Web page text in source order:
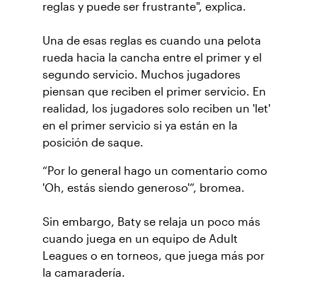
reglas y puede ser frustrante", explica.
Una de esas reglas es cuando una pelota
rueda hacia la cancha entre el primer y el
segundo servicio. Muchos jugadores
piensan que reciben el primer servicio. En
realidad, los jugadores solo reciben un 'let'
en el primer servicio si ya están en la
posición de saque.
“Por lo general hago un comentario como
'Oh, estás siendo generoso'”, bromea.
Sin embargo, Baty se relaja un poco más
cuando juega en un equipo de Adult
Leagues o en torneos, que juega más por
la camaradería.